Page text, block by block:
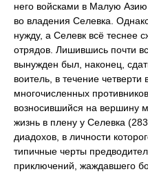
него войсками в Малую
во владения Селевка.
нужду, а Селевк всё теснее
отрядов. Лишившись почти
вынужден был, наконец,
воитель, в течение
многочисленных
возносившийся на вершину
жизнь в плену у Селевка
диадохов, в личности
типичные черты
приключений, жаждавшего